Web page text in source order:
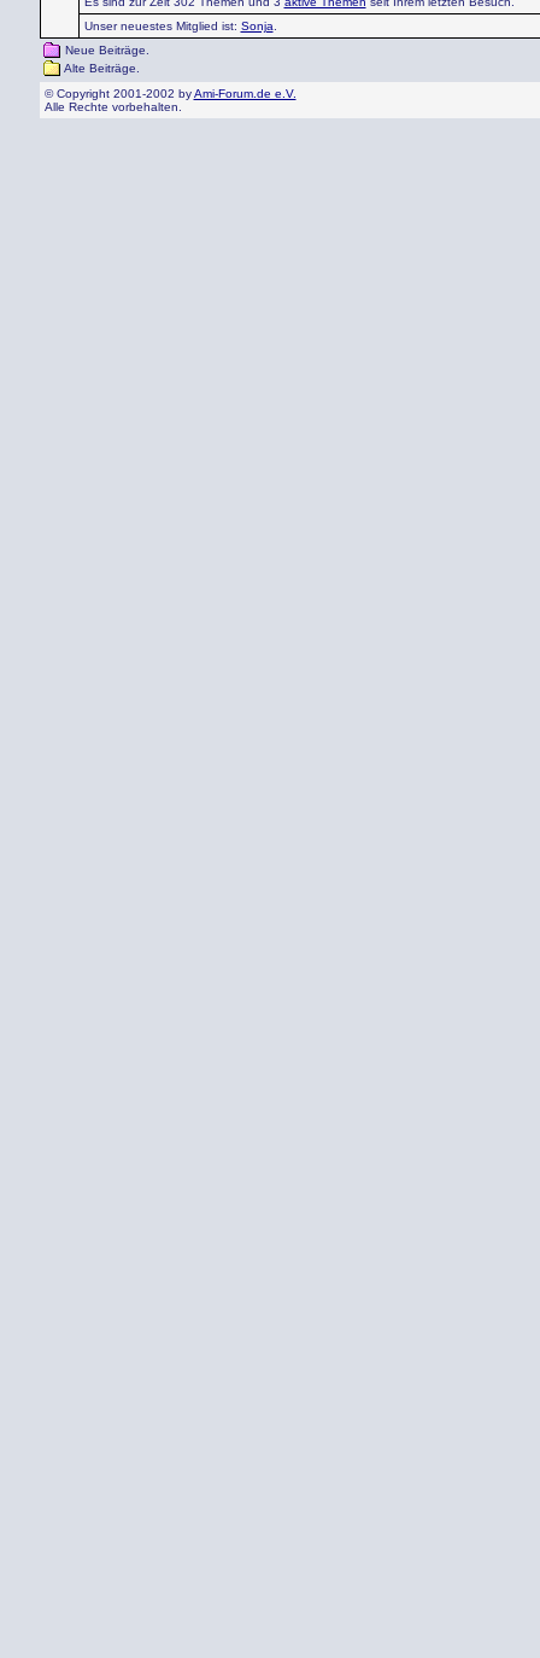
Unser neuestes Mitglied ist: Sonja
Neue Beiträge.
Alte Beiträge.
© Copyright 2001-2002 byAmi-Forum.de e.V.
Alle Rechte vorbehalten.